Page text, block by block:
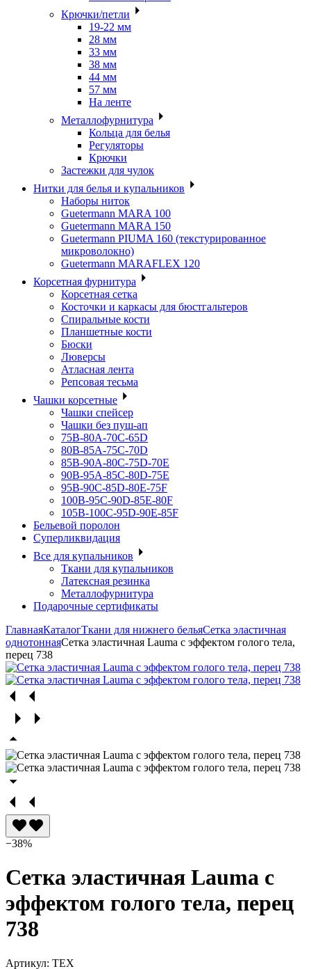
Крючки/петли
19-22 мм
28 мм
33 мм
38 мм
44 мм
57 мм
На ленте
Металлофурнитура
Кольца для белья
Регуляторы
Крючки
Застежки для чулок
Нитки для белья и купальников
Наборы ниток
Guetermann MARA 100
Guetermann MARA 150
Guetermann PIUMA 160 (текстурированное
микроволокно)
Guetermann MARAFLEX 120
Корсетная фурнитура
Корсетная сетка
Косточки и каркасы для бюстгальтеров
Спиральные кости
Планшетные кости
Бюски
Люверсы
Атласная лента
Репсовая тесьма
Чашки корсетные
Чашки спейсер
Чашки без пуш-ап
75В-80А-70С-65D
80В-85А-75С-70D
85В-90А-80С-75D-70E
90B-95A-85C-80D-75E
95B-90C-85D-80E-75F
100B-95C-90D-85E-80F
105B-100C-95D-90E-85F
Бельевой поролон
Суперликвидация
Все для купальников
Ткани для купальников
Латексная резинка
Металлофурнитура
Подарочные сертификаты
ГлавнаяКаталогТкани для нижнего бельяСетка эластичная
однотоннаяСетка эластичная Lauma с эффектом голого тела,
перец 738
−38%
Сетка эластичная Lauma с
эффектом голого тела, перец
738
Артикул: TEX